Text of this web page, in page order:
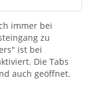
immer bei
zu
ist bei
Die Tabs
auch geöffnet.